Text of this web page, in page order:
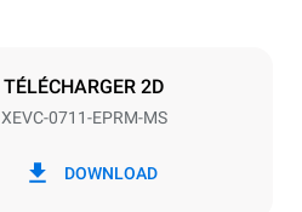
TÉLÉCHARGER 2D
XEVC-0711-EPRM-MS
DOWNLOAD